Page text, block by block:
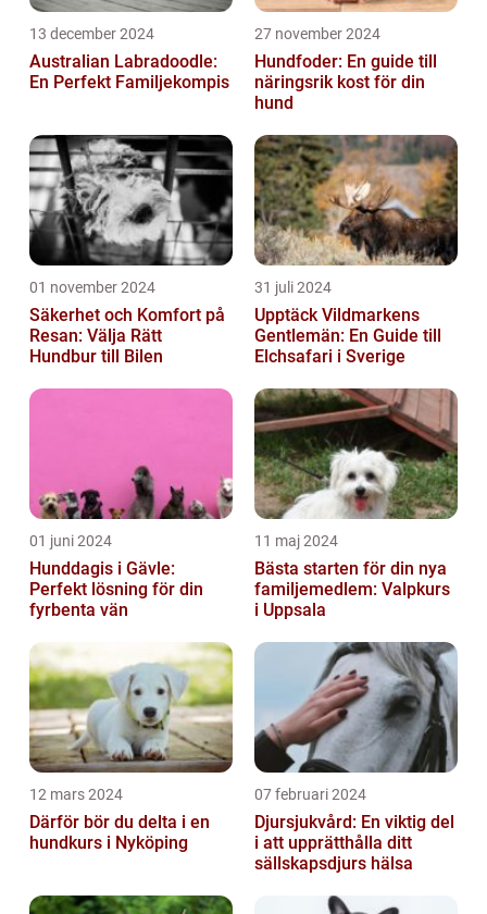
13 december 2024
Australian Labradoodle:
En Perfekt Familjekompis
27 november 2024
Hundfoder: En guide till
näringsrik kost för din
hund
01 november 2024
Säkerhet och Komfort på
Resan: Välja Rätt
Hundbur till Bilen
31 juli 2024
Upptäck Vildmarkens
Gentlemän: En Guide till
Elchsafari i Sverige
01 juni 2024
Hunddagis i Gävle:
Perfekt lösning för din
fyrbenta vän
11 maj 2024
Bästa starten för din nya
familjemedlem: Valpkurs
i Uppsala
12 mars 2024
Därför bör du delta i en
hundkurs i Nyköping
07 februari 2024
Djursjukvård: En viktig del
i att upprätthålla ditt
sällskapsdjurs hälsa